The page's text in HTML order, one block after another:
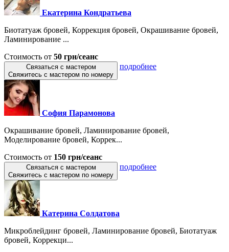
Екатерина Кондратьева
Биотатуаж бровей, Коррекция бровей, Окрашивание бровей,
Ламинирование ...
Стоимость от 50 грн/сеанс
Связаться с мастером
Свяжитесь с мастером по номеру
подробнее
София Парамонова
Окрашивание бровей, Ламинирование бровей,
Моделирование бровей, Коррек...
Стоимость от 150 грн/сеанс
Связаться с мастером
Свяжитесь с мастером по номеру
подробнее
Катерина Солдатова
Микроблейдинг бровей, Ламинирование бровей, Биотатуаж
бровей, Коррекци...